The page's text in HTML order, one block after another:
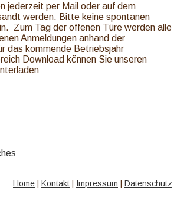
jederzeit per Mail oder auf dem
werden. Bitte keine spontanen
Zum Tag der offenen Türe werden alle
Anmeldungen anhand der
das kommende Betriebsjahr
Download können Sie unseren
Home | Kontakt | Impressum | Datenschutz